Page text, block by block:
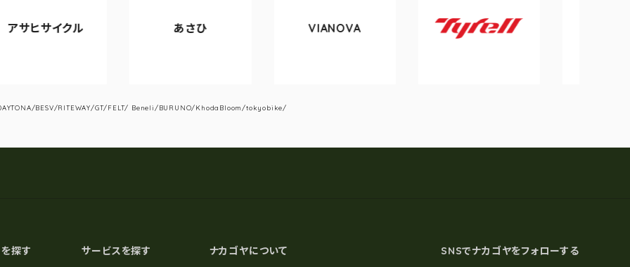
クル
Tyrell
BESV/RITEWAY/GT/FELT/ Beneli/BURUNO/KhodaBloom/tokyobike/
探す サービスを探す ナカゴヤについて SNSでナカゴヤをフォローする